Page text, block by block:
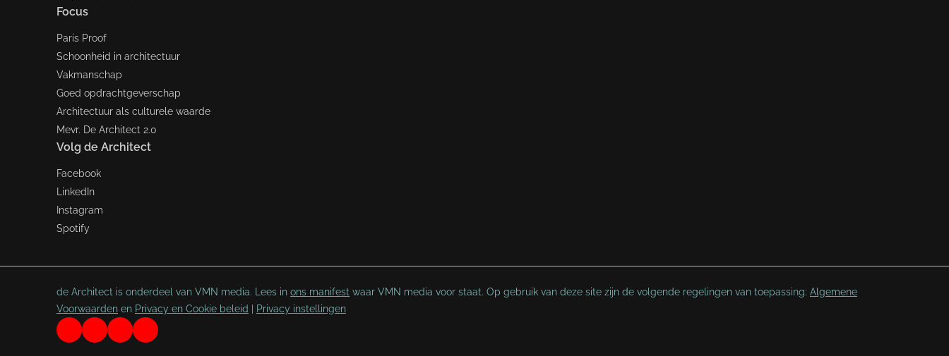
Focus
Paris Proof
Schoonheid in architectuur
Vakmanschap
Goed opdrachtgeverschap
Architectuur als culturele waarde
Mevr. De Architect 2.0
Volg de Architect
Facebook
LinkedIn
Instagram
Spotify
de Architect is onderdeel van VMN media. Lees in ons manifest waar VMN media voor staat. Op gebruik van deze site zijn de volgende regelingen van toepassing: Algemene
Voorwaarden en Privacy en Cookie beleid Privacy instellingen